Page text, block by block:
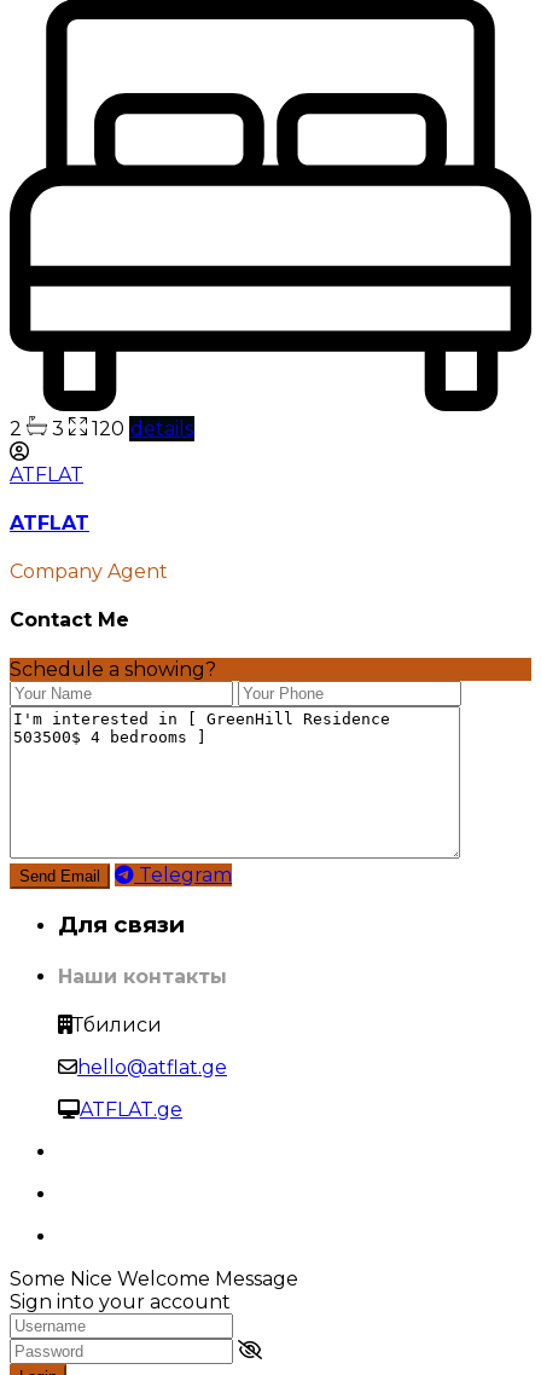
2 3 120 details
ATFLAT
ATFLAT
Company Agent
Contact Me
Schedule a showing?
Telegram
Для связи
Наши контакты
Тбилиси
hello@atflat.ge
ATFLAT.ge
Some Nice Welcome Message
Sign into your account